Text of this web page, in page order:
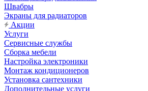
Швабры
Экраны для радиаторов
Акции
Услуги
Сервисные службы
Сборка мебели
Настройка электроники
Монтаж кондиционеров
Установка сантехники
Дополнительные услуги